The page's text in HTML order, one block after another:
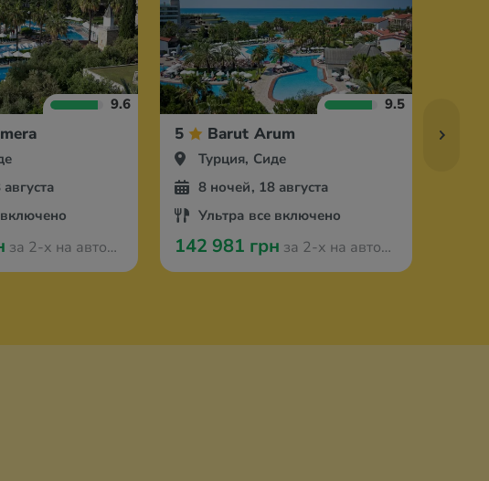
9.6
за 2-х на автобусе из Одессы
9.5
5 Barut Arum
Турция, Сиде
8 ночей, 18 августа
Ультра все включено
142 981 грн за 2-х на автобусе из Одессы